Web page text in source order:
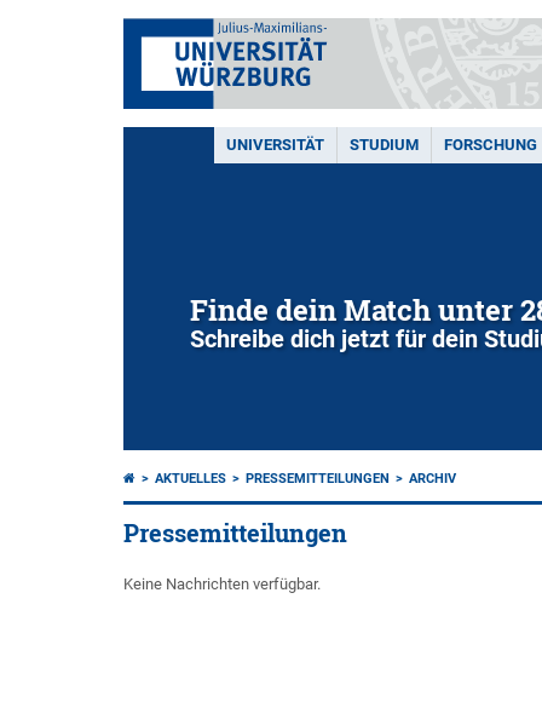
UNIVERSITÄT STUDIUM FORSCHUNG
Finde dein Match unter
Schreibe dich jetzt für dein
AKTUELLES PRESSEMITTEILUNGEN ARCHIV
Pressemitteilungen
Keine Nachrichten verfügbar.